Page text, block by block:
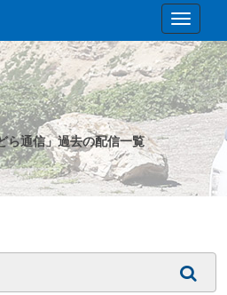
Toggle
ら通信」過去の配信一覧